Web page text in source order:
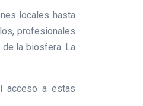
locales hasta
profesionales
la biosfera. La
acceso a estas